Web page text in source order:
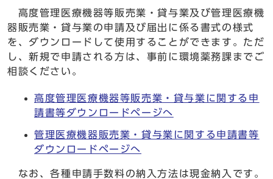
高度管理医療機器等販売業・貸与業及び管理医療機
器販売業・貸与業の申請及び届出に係る書式の様式
を、ダウンロードして使用することができます。ただ
し、新規で申請される方は、事前に環境薬務課までご
相談ください。
高度管理医療機器等販売業・貸与業に関する申
請書等ダウンロードページへ
管理医療機器販売業・貸与業に関する申請書等
ダウンロードページへ
なお、各種申請手数料の納入方法は現金納入です。